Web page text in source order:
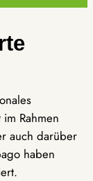
Rahmen
auch darüber
haben